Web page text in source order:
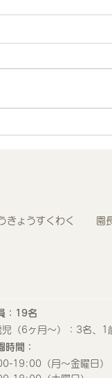
携 町会の盆踊り
きょうすくわく 園
：19名
児（6ヶ月〜）：3名、1
時間：
19:00（月〜金曜日）